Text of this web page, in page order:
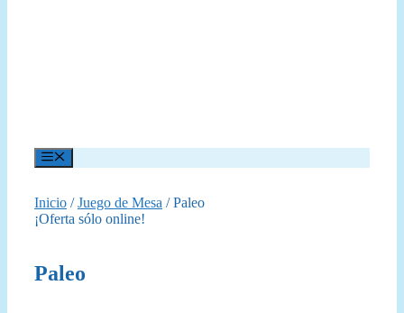
Menú
Inicio /Juego de Mesa / Paleo
¡Oferta sólo online!
Paleo